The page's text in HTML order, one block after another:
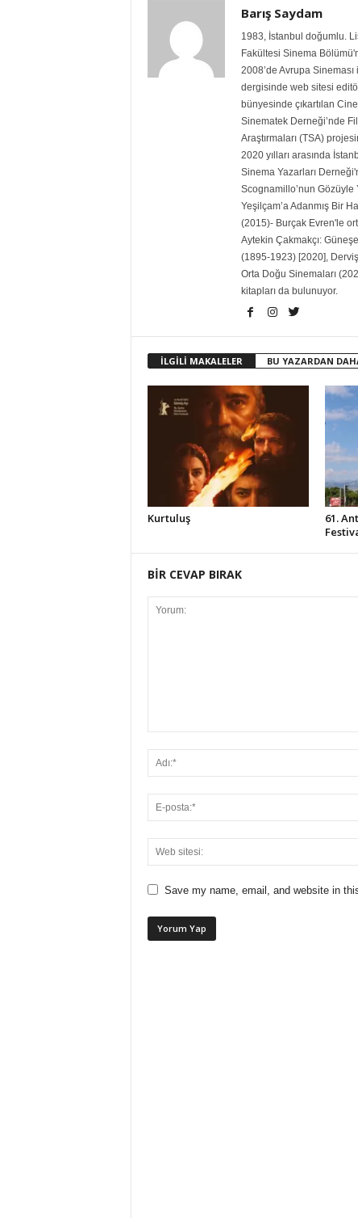
Barış Saydam
1983, İstanbul doğumlu.
Fakültesi Sinema
2008’de Avrupa
dergisinde web sitesi
bünyesinde çıkartılan
Sinematek Derneği’nde
Araştırmaları (TSA)
2020 yılları arasında
Sinema Yazarları
Scognamillo’nun Gözüyle
Yeşilçam’a Adanmış Bir
(2015)- Burçak Evren'le
Aytekin Çakmakçı:
(1895-1923) [2020],
Orta Doğu Sinemaları
kitapları da bulunuyor.
İLGİLİ MAKALELER BU YAZARDAN
Kurtuluş
61.
BİR CEVAP BIRAK
Save my name, email, and website in